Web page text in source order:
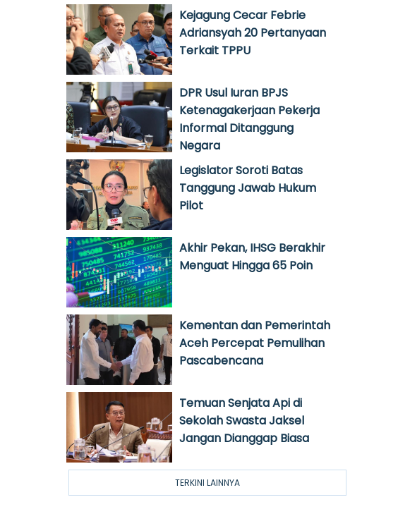
Kejagung Cecar Febrie
Adriansyah 20 Pertanyaan
Terkait TPPU
DPR Usul Iuran BPJS
Ketenagakerjaan Pekerja
Informal Ditanggung
Negara
Legislator Soroti Batas
Tanggung Jawab Hukum
Pilot
Akhir Pekan, IHSG Berakhir
Menguat Hingga 65 Poin
Kementan dan Pemerintah
Aceh Percepat Pemulihan
Pascabencana
Temuan Senjata Api di
Sekolah Swasta Jaksel
Jangan Dianggap Biasa
TERKINI LAINNYA